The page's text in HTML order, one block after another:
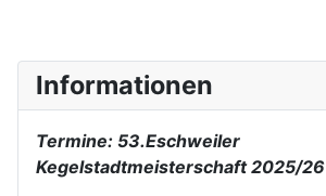
Informationen
Termine: 53.Eschweiler
Kegelstadtmeisterschaft 2025/26